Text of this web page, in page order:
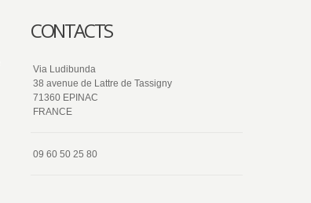
CONTACTS
Via Ludibunda
38 avenue de Lattre de Tassigny
71360 EPINAC
FRANCE
09 60 50 25 80